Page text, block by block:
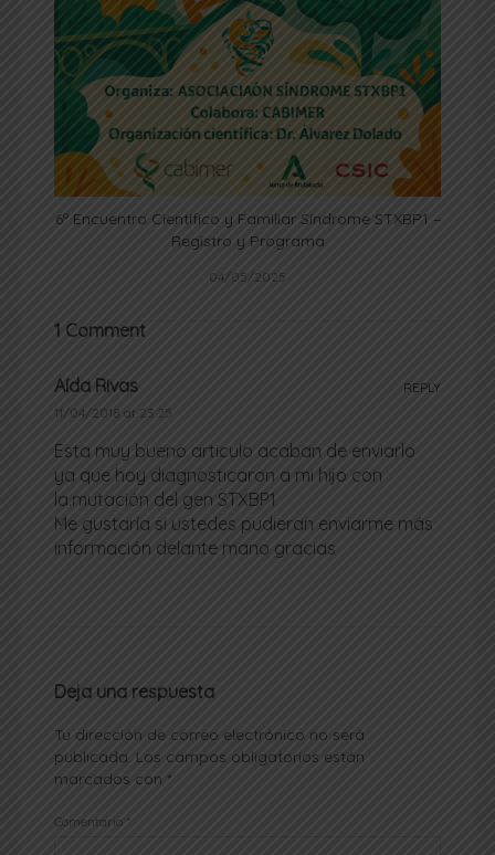
6º Encuentro Científico y Familiar Síndrome STXBP1 –
Registro y Programa
04/05/2025
1 Comment
REPLY
Aída Rivas
11/04/2018 at 23:25
Esta muy bueno articulo acaban de enviarlo
ya que hoy diagnosticaron a mi hijo con
la.mutación del gen STXBP1
Me gustaría si ustedes pudieran enviarme más
información delante mano gracias
Deja una respuesta
Tu dirección de correo electrónico no será
publicada. Los campos obligatorios están
marcados con*
Comentario *